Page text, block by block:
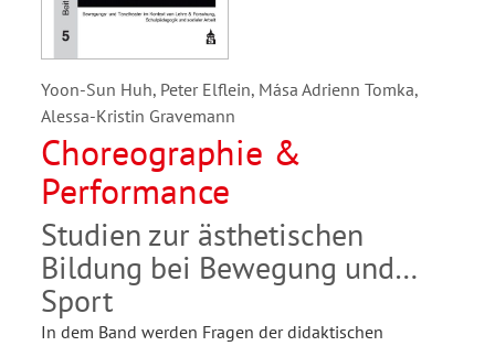
Yoon-Sun Huh, Peter Elflein, Mása Adrienn Tomka,
Alessa-Kristin Gravemann
Choreographie &
Performance
Studien zur ästhetischen
Bildung bei Bewegung und
Sport
In dem Band werden Fragen der didaktischen